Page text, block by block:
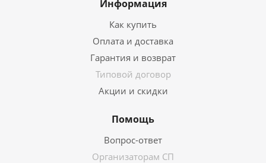
Информация
Как купить
Оплата и доставка
Гарантия и возврат
Типовой договор
Акции и скидки
Помощь
Вопрос-ответ
Организаторам СП